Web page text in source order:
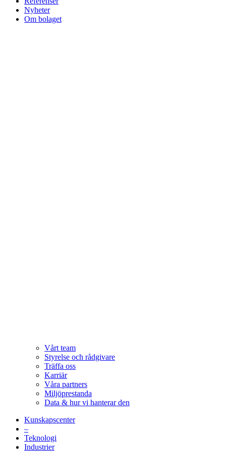
Nyheter
Om bolaget
Vårt team
Styrelse och rådgivare
Träffa oss
Karriär
Våra partners
Miljöprestanda
Data & hur vi hanterar den
Kunskapscenter
–
Teknologi
Industrier